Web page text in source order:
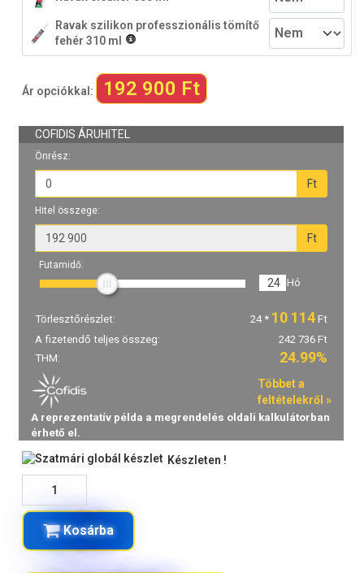
Ravak szilikon professzionális tömítő
fehér 310 ml
Ár opciókkal: 192 900 Ft
Készleten !
Kosárba